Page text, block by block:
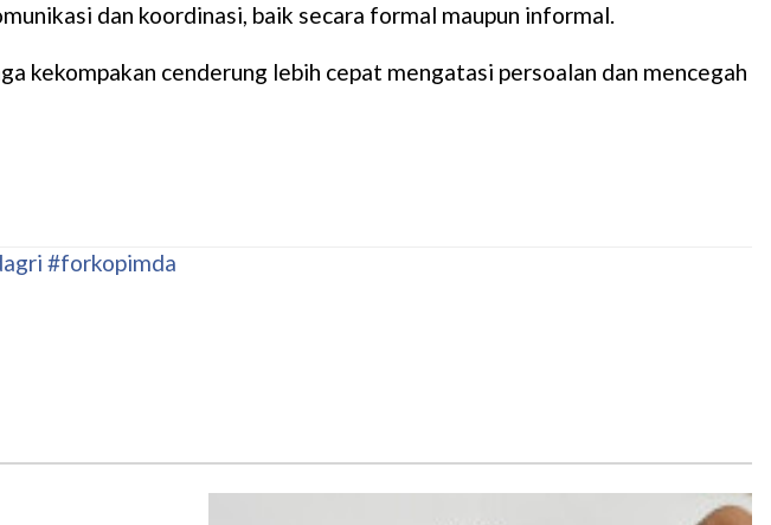
dan koordinasi, baik secara formal maupun informal.
kekompakan cenderung lebih cepat mengatasi persoalan dan mencegah
#forkopimda